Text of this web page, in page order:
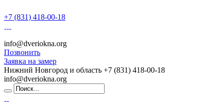
+7 (831) 418-00-18
info@dveriokna.org
Позвонить
Заявка на замер
Нижний Новгород и область +7 (831) 418-00-18
info@dveriokna.org